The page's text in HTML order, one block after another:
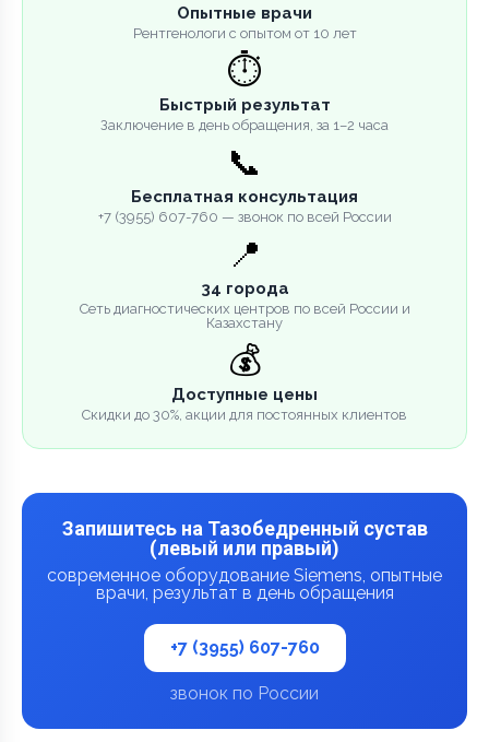
Опытные врачи
Рентгенологи с опытом от 10 лет
⏱️
Быстрый результат
Заключение в день обращения, за 1–2 часа
📞
Бесплатная консультация
+7 (3955) 607-760 — звонок по всей России
📍
34 города
Сеть диагностических центров по всей России и
Казахстану
💰
Доступные цены
Скидки до 30%, акции для постоянных клиентов
Запишитесь на Тазобедренный сустав
(левый или правый)
современное оборудование Siemens, опытные
врачи, результат в день обращения
+7 (3955) 607-760
звонок по России